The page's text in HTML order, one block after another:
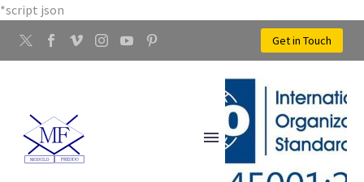
*script json
Get in Touch